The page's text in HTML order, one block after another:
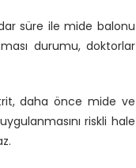
süre ile mide balonu
durumu, doktorlar
daha önce mide ve
riskli hale